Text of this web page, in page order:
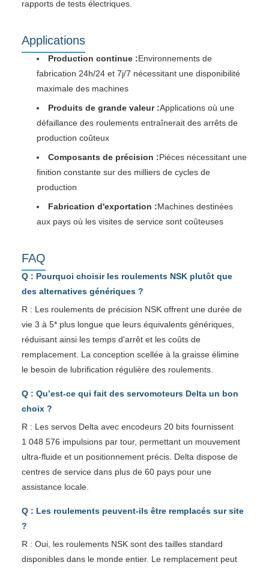
rapports de tests électriques.
Applications
Production continue :Environnements de
fabrication 24h/24 et 7j/7 nécessitant une disponibilité
maximale des machines
Produits de grande valeur :Applications où une
défaillance des roulements entraînerait des arrêts de
production coûteux
Composants de précision :Pièces nécessitant une
finition constante sur des milliers de cycles de
production
Fabrication d'exportation :Machines destinées
aux pays où les visites de service sont coûteuses
FAQ
Q : Pourquoi choisir les roulements NSK plutôt que
des alternatives génériques ?
R : Les roulements de précision NSK offrent une durée de
vie 3 à 5* plus longue que leurs équivalents génériques,
réduisant ainsi les temps d'arrêt et les coûts de
remplacement. La conception scellée à la graisse élimine
le besoin de lubrification régulière des roulements.
Q : Qu’est-ce qui fait des servomoteurs Delta un bon
choix ?
R : Les servos Delta avec encodeurs 20 bits fournissent
1 048 576 impulsions par tour, permettant un mouvement
ultra-fluide et un positionnement précis. Delta dispose de
centres de service dans plus de 60 pays pour une
assistance locale.
Q : Les roulements peuvent-ils être remplacés sur site
?
R : Oui, les roulements NSK sont des tailles standard
disponibles dans le monde entier. Le remplacement peut